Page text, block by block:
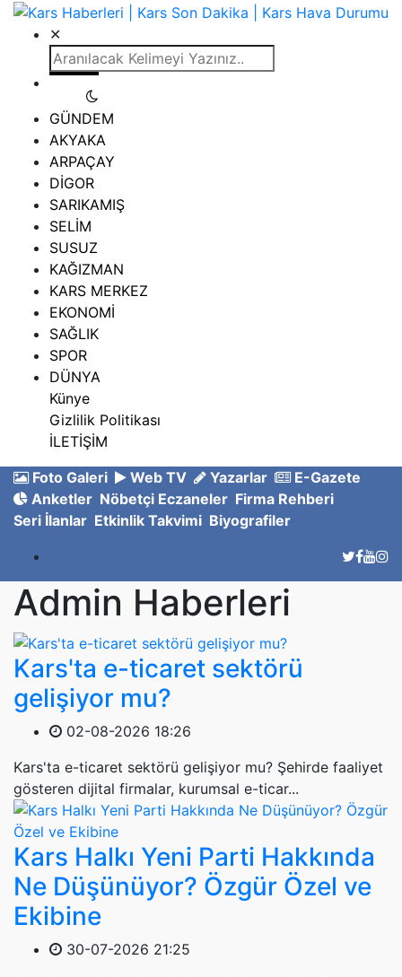
✕
GÜNDEM
AKYAKA
ARPAÇAY
DİGOR
SARIKAMIŞ
SELİM
SUSUZ
KAĞIZMAN
KARS MERKEZ
EKONOMİ
SAĞLIK
SPOR
DÜNYA
Künye
Gizlilik Politikası
İLETİŞİM
Foto Galeri
Web TV Yazarlar
E-Gazete
Anketler Nöbetçi Eczaneler Firma Rehberi
Seri İlanlar Etkinlik Takvimi Biyografiler
Admin Haberleri
Kars'ta e-ticaret sektörü
gelişiyor mu?
02-08-2026 18:26
Kars'ta e-ticaret sektörü gelişiyor mu? Şehirde faaliyet
gösteren dijital firmalar, kurumsal e-ticar...
Kars Halkı Yeni Parti Hakkında
Ne Düşünüyor? Özgür Özel ve
Ekibine
30-07-2026 21:25